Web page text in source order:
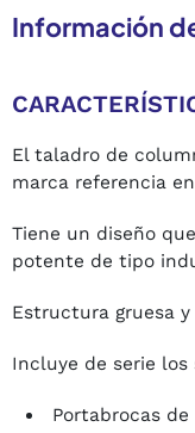
Información
El taladro de
marca referencia
Tiene un diseño
potente de tipo
Estructura gruesa
Incluye de serie
Portabrocas de